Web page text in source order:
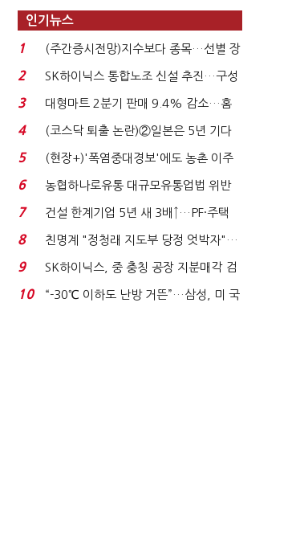
인기뉴스
1
(주간증시전망)지수보다 종목…선별 장
세 이어진다...
2
SK하이닉스 통합노조 신설 추진…구성
원 간 성과급 불...
3
대형마트 2분기 판매 9.4% 감소…홈
플러스 사태 여파...
4
(코스닥 퇴출 논란)②일본은 5년 기다
려주는데 우리는 ...
5
(현장+)'폭염중대경보'에도 농촌 이주
노동자는 강행군…'야...
6
농협하나로유통 대규모유통업법 위반
적발…공정위, 과...
7
건설 한계기업 5년 새 3배↑…PF·주택
침체에 재무 ...
8
친명계 "정청래 지도부 당정 엇박자"…
친청계 "신천지 오...
9
SK하이닉스, 중 충칭 공장 지분매각 검
토?…“확정된 바...
10
“-30℃ 이하도 난방 거뜬”…삼성, 미 국